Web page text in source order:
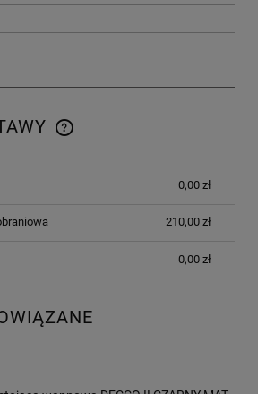
EWENTUALNYCH KOSZTÓW
0,00 zł
210,00 zł
0,00 zł